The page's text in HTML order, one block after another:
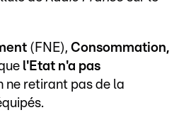
(FNE), Consommation,
l'Etat n'a pas
ne retirant pas de la